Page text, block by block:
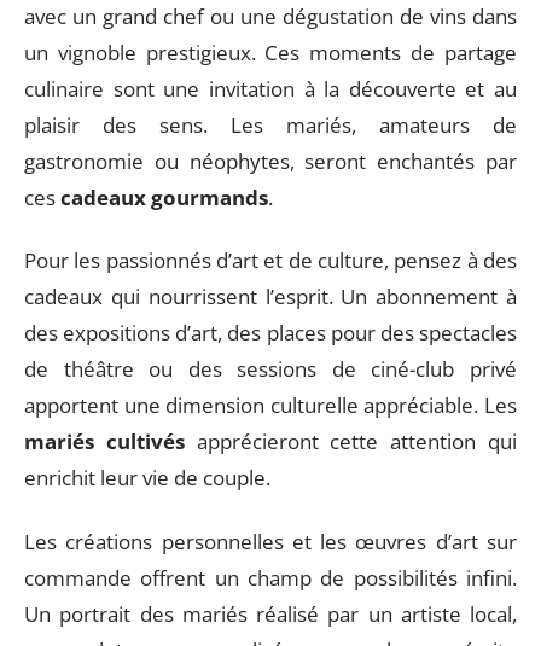
avec un grand chef ou une dégustation de vins dans
un vignoble prestigieux. Ces moments de partage
culinaire sont une invitation à la découverte et au
plaisir des sens. Les mariés, amateurs de
gastronomie ou néophytes, seront enchantés par
cescadeaux gourmands.
Pour les passionnés d’art et de culture, pensez à des
cadeaux qui nourrissent l’esprit. Un abonnement à
des expositions d’art, des places pour des spectacles
de théâtre ou des sessions de ciné-club privé
apportent une dimension culturelle appréciable. Les
mariés cultivésapprécieront cette attention qui
enrichit leur vie de couple.
Les créations personnelles et les œuvres d’art sur
commande offrent un champ de possibilités infini.
Un portrait des mariés réalisé par un artiste local,